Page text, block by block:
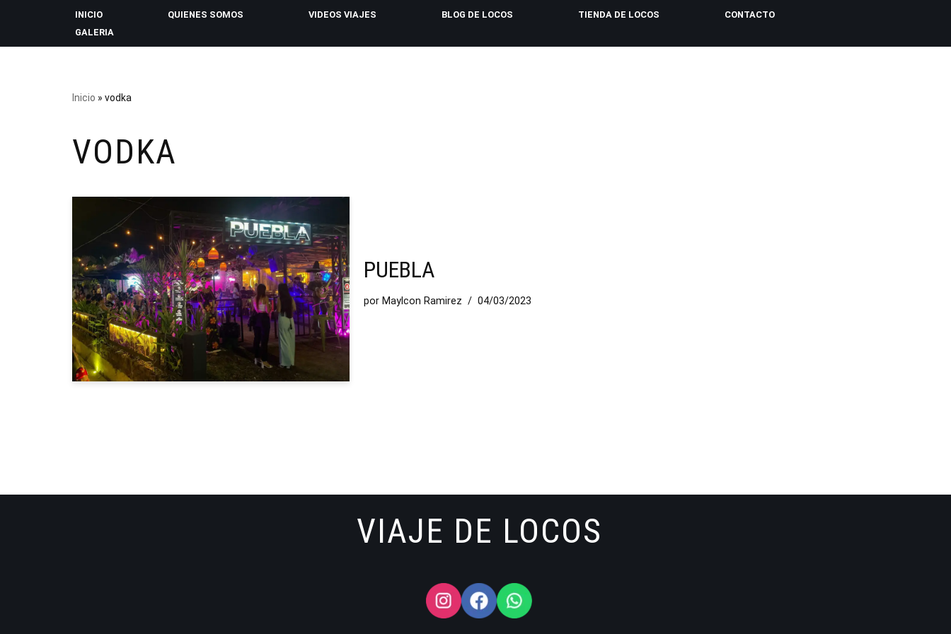
INICIO QUIENES SOMOS VIDEOS VIAJES BLOG DE LOCOS TIENDA DE LOCOS
CONTACTO
GALERIA
Inicio » vodka
VODKA
PUEBLA
por Maylcon Ramirez 04/03/2023
VIAJE DE LOCOS